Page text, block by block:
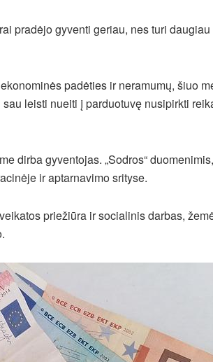
pradėjo gyventi geriau, nes turi
padėties ir neramumų, šiuo
leisti nueiti į parduotuvę nusipirkti
dirba gyventojas. „Sodros“ duomenimis,
ir aptarnavimo srityse.
priežiūra ir socialinis darbas,